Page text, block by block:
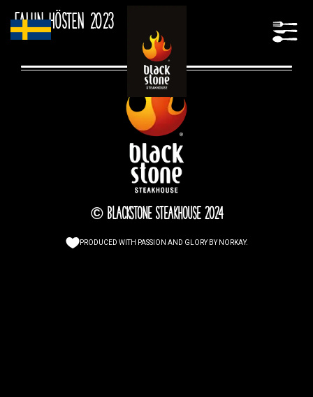
Falun Hösten 2023
© Blackstone Steakhouse 2024
PRODUCED WITH PASSION AND GLORY BY NORKAY.